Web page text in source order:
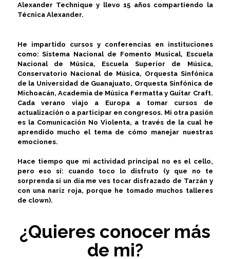
Alexander Technique y llevo 15 años compartiendo la
Técnica Alexander.
He impartido cursos y conferencias en instituciones
como: Sistema Nacional de Fomento Musical, Escuela
Nacional de Música, Escuela Superior de Música,
Conservatorio Nacional de Música, Orquesta Sinfónica
de la Universidad de Guanajuato, Orquesta Sinfónica de
Michoacán, Academia de Música Fermatta y Guitar Craft.
Cada verano viajo a Europa a tomar cursos de
actualización o a participar en congresos. Mi otra pasión
es la Comunicación No Violenta, a través de la cual he
aprendido mucho el tema de cómo manejar nuestras
emociones.
Hace tiempo que mi actividad principal no es el cello,
pero eso sí: cuando toco lo disfruto (y que no te
sorprenda si un día me ves tocar disfrazado de Tarzán y
con una nariz roja, porque he tomado muchos talleres
de clown).
¿Quieres conocer más
de mi?